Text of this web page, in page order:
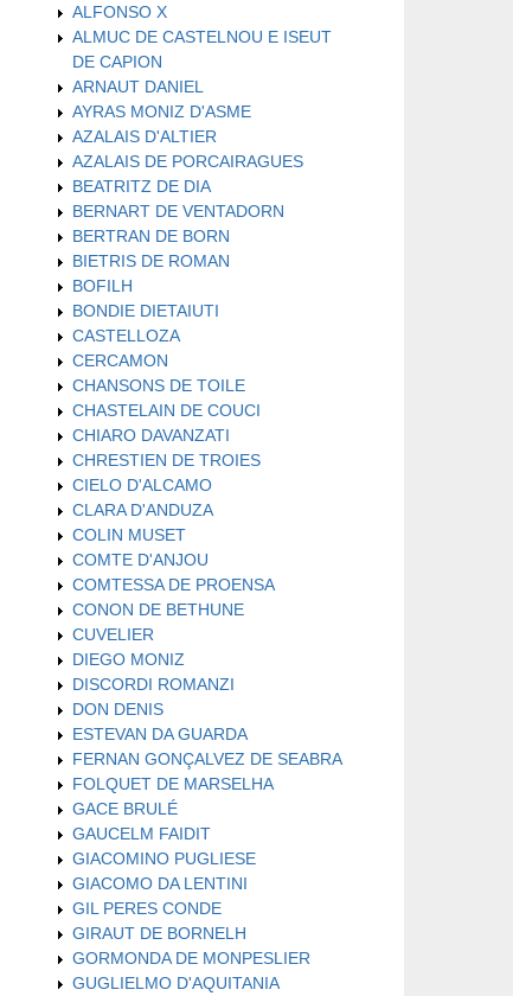
ALFONSO X
ALMUC DE CASTELNOU E ISEUT
DE CAPION
ARNAUT DANIEL
AYRAS MONIZ D'ASME
AZALAIS D'ALTIER
AZALAIS DE PORCAIRAGUES
BEATRITZ DE DIA
BERNART DE VENTADORN
BERTRAN DE BORN
BIETRIS DE ROMAN
BOFILH
BONDIE DIETAIUTI
CASTELLOZA
CERCAMON
CHANSONS DE TOILE
CHASTELAIN DE COUCI
CHIARO DAVANZATI
CHRESTIEN DE TROIES
CIELO D'ALCAMO
CLARA D'ANDUZA
COLIN MUSET
COMTE D'ANJOU
COMTESSA DE PROENSA
CONON DE BETHUNE
CUVELIER
DIEGO MONIZ
DISCORDI ROMANZI
DON DENIS
ESTEVAN DA GUARDA
FERNAN GONÇALVEZ DE SEABRA
FOLQUET DE MARSELHA
GACE BRULÉ
GAUCELM FAIDIT
GIACOMINO PUGLIESE
GIACOMO DA LENTINI
GIL PERES CONDE
GIRAUT DE BORNELH
GORMONDA DE MONPESLIER
GUGLIELMO D'AQUITANIA